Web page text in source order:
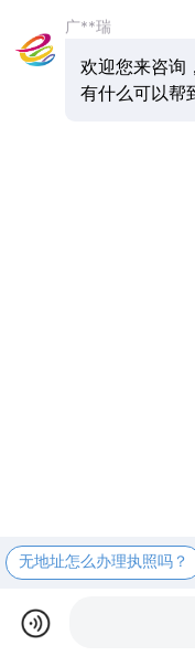
广**瑞
欢迎您来咨询
有什么可以帮
无地址怎么办理执照吗？